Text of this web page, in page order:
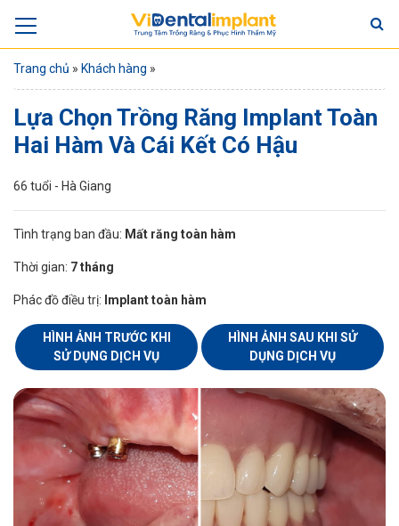
Trang chủ » Khách hàng »
Lựa Chọn Trồng Răng Implant Toàn
Hai Hàm Và Cái Kết Có Hậu
66 tuổi - Hà Giang
Tình trạng ban đầu: Mất răng toàn hàm
Thời gian: 7 tháng
Phác đồ điều trị: Implant toàn hàm
HÌNH ẢNH TRƯỚC KHI
SỬ DỤNG DỊCH VỤ
HÌNH ẢNH SAU KHI SỬ
DỤNG DỊCH VỤ